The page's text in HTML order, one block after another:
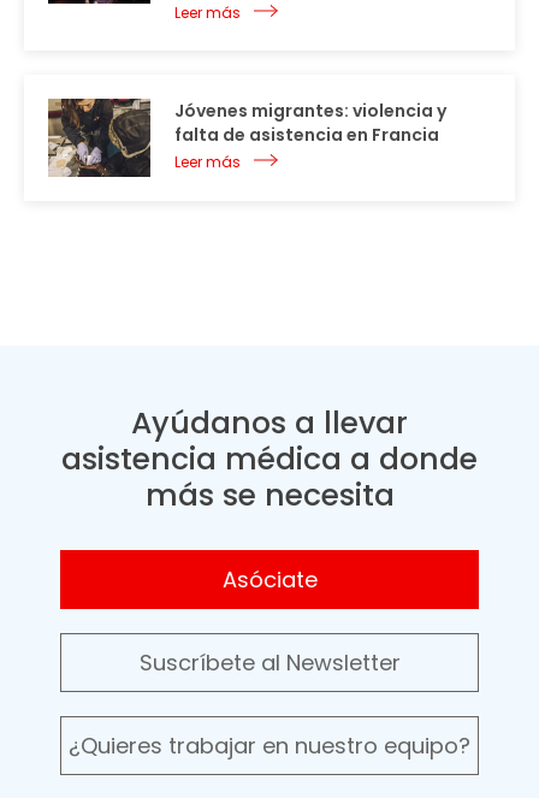
Leer más
Jóvenes migrantes: violencia y
falta de asistencia en Francia
Leer más
Ayúdanos a llevar
asistencia médica a donde
más se necesita
Asóciate
Suscríbete al Newsletter
¿Quieres trabajar en nuestro equipo?